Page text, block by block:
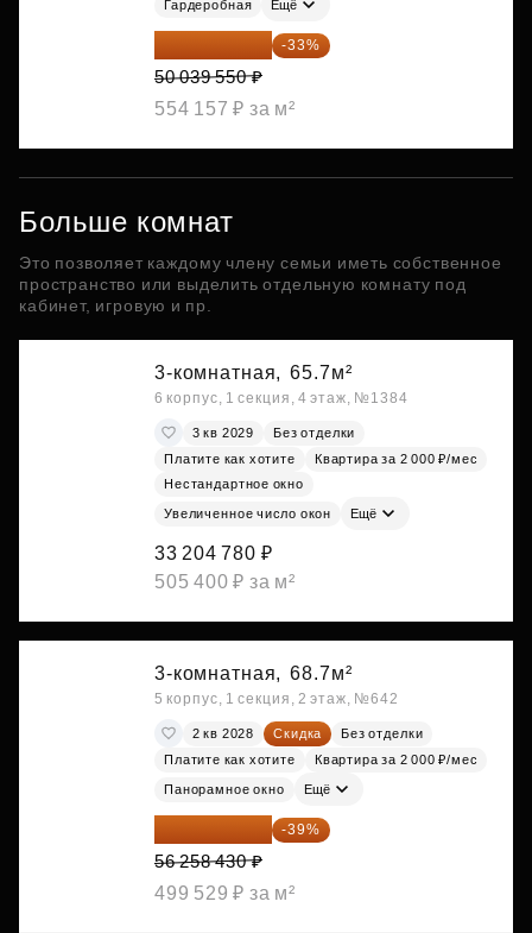
Гардеробная Ещё
33 526 499 ₽ -33%
50 039 550 ₽
554 157 ₽ за м²
Больше комнат
Это позволяет каждому члену семьи иметь собственное
пространство или выделить отдельную комнату под
кабинет, игровую и пр.
3-комнатная, 65.7м²
6 корпус, 1 секция, 4 этаж, №1384
3 кв 2029
Без отделки
Платите как хотите
Квартира за 2 000 ₽/мес
Нестандартное окно
Увеличенное число окон Ещё
33 204 780 ₽
505 400 ₽ за м²
3-комнатная, 68.7м²
5 корпус, 1 секция, 2 этаж, №642
2 кв 2028 Скидка
Без отделки
Платите как хотите
Квартира за 2 000 ₽/мес
Панорамное окно Ещё
34 317 642 ₽ -39%
56 258 430 ₽
499 529 ₽ за м²